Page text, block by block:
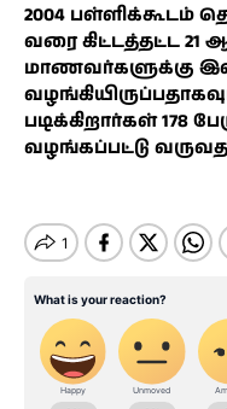
2004 பள்ளிக்கூடம்
வரை கிட்டத்தட்ட 21
மாணவர்களுக்கு
படிக்கிறார்கள் 178
வழங்கப்பட்டு